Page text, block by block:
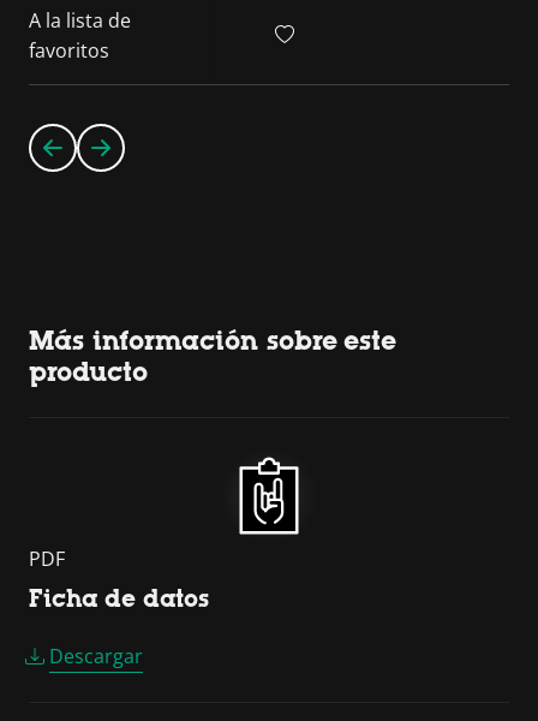
A la lista de
favoritos
Más información sobre este
producto
PDF
Ficha de datos
Descargar